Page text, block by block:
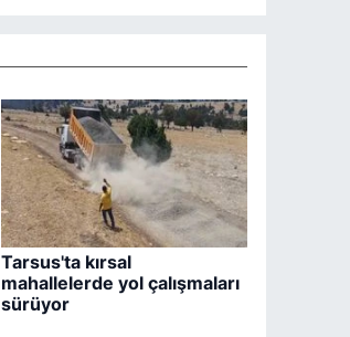
Tarsus'ta kırsal
mahallelerde yol çalışmaları
sürüyor